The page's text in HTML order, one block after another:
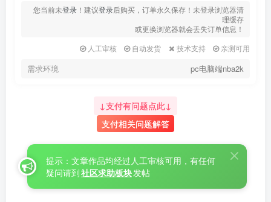
您当前未登录 ！建议登录后购买，订单永久保存！未登录浏览器清
理缓存
或更换浏览器就会丢失订单信息！
人工审核
自动发货 技术支持 亲测可用
需求环境 pc电脑端nba2k
↓支付有问题点此↓
支付相关问题解答
提示：文章作品均经过人工审核可用，有任何
疑问请到社区求助板块发帖